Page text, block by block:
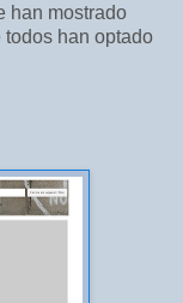
han mostrado
han optado